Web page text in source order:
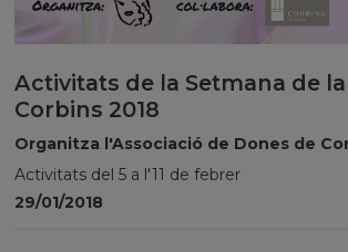
Activitats de la Setmana de
Corbins 2018
Organitza l'Associació de Dones de
Activitats del 5 a l'11 de febrer
29/01/2018